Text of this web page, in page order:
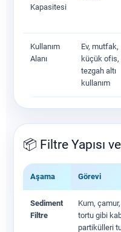
Kapasitesi
Kullanım
Alanı
Ev, mutfak,
küçük ofis,
tezgah altı
kullanım
📦 Filtre Yapısı
Aşama Görevi
Sediment
Filtre
Kum,
tortu gibi
partikülleri